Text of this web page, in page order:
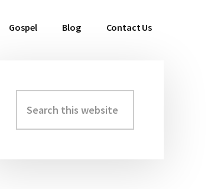
Gospel Blog Contact Us
Primary
Sidebar
this
website